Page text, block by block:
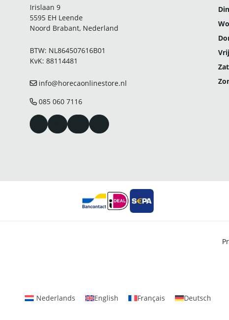
Irislaan 9
5595 EH Leende
Noord Brabant, Nederland
BTW: NL864507616B01
KvK: 88114481
info@horecaonlinestore.nl
085 060 7116
Nederlands English Français Deutsch